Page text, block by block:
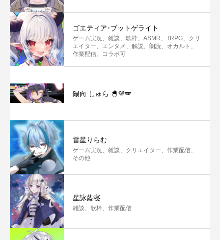
ゴエティア･ブットゲライト
ゲーム実況、雑談、歌枠、ASMR、TRPG、クリ
エイター、エンタメ、解説、朗読、オカルト、
作業配信、コラボ可
陽向 しゅら 🐣‪💜🪽
雷星りらむ
ゲーム実況、雑談、クリエイター、作業配信、
その他
星詠藍寝
雑談、歌枠、作業配信